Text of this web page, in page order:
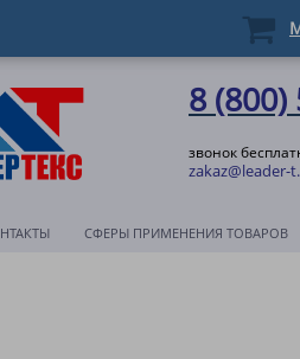
8 (800)
звонок
zakaz@leader-
СФЕРЫ ПРИМЕНЕНИЯ ТОВАРОВ